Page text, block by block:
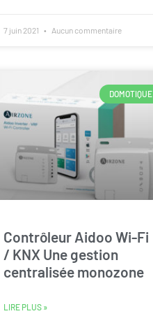
7 juin 2021 Aucun commentaire
DOMOTIQUE
Contrôleur Aidoo Wi-Fi
/ KNX Une gestion
centralisée monozone
LIRE PLUS »